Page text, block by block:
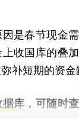
春节现金需
收国库的叠
补短期的资金
据库 ，可随时